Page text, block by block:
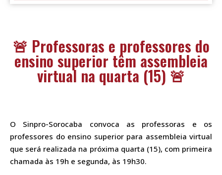
🚨 Professoras e professores do
ensino superior têm assembleia
virtual na quarta (15) 🚨
O Sinpro-Sorocaba convoca as professoras e os
professores do ensino superior para assembleia virtual
que será realizada na próxima quarta (15), com primeira
chamada às 19h e segunda, às 19h30.